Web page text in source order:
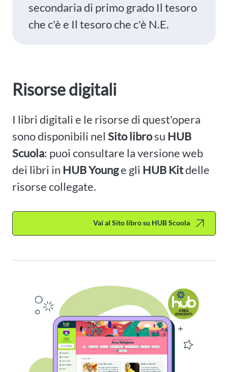
secondaria di primo grado Il tesoro
che c'è e Il tesoro che c'è N.E.
Risorse digitali
I libri digitali e le risorse di quest'opera
sono disponibili nel Sito librosu HUB
Scuola: puoi consultare la versione web
dei libri in HUB Younge gli HUB Kitdelle
risorse collegate.
Vai al Sito libro su HUB Scuola